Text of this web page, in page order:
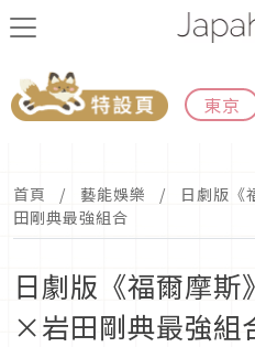
東京
首頁 藝能娛樂
日劇版《
田剛典最強組合
日劇版《福爾摩
×岩田剛典最強組